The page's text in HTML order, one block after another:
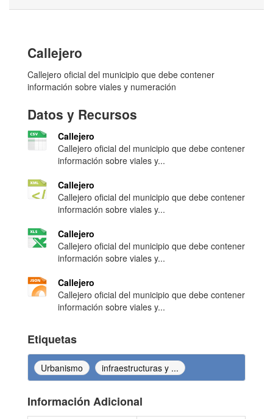
Callejero
Callejero oficial del municipio que debe contener
información sobre viales y numeración
Datos y Recursos
Callejero
Callejero oficial del municipio que debe contener
información sobre viales y...
Callejero
Callejero oficial del municipio que debe contener
información sobre viales y...
Callejero
Callejero oficial del municipio que debe contener
información sobre viales y...
Callejero
Callejero oficial del municipio que debe contener
información sobre viales y...
Etiquetas
Urbanismo infraestructuras y ...
Información Adicional